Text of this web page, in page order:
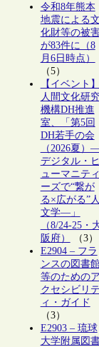
令和8年熊本
地震による文
化財等の被
が83件に（8
月6日時点）
（5）
【イベント】
人間文化研
機構DH推進
室、「第5回
DH若手の会
（2026夏）
デジタル・ヒ
ューマニティ
ーズで“繋が
る×広がる”人
文学―」
（8/24-25・
阪府）
（3）
E2904 – フラ
ンスの図書
等のためのア
クセシビリテ
ィ・ガイド
（3）
E2903 – 琉球
大学附属図